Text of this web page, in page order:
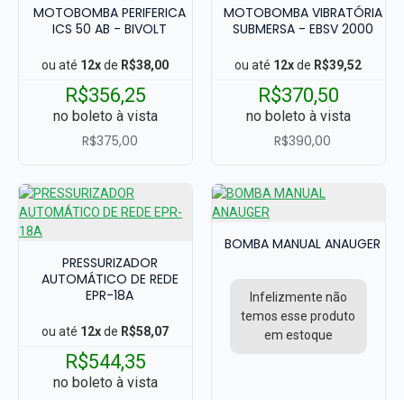
MOTOBOMBA PERIFERICA
ICS 50 AB - BIVOLT
ou até 12xde R$38,00
R$356,25
no boleto à vista
R$375,00
MOTOBOMBA VIBRATÓRIA
SUBMERSA - EBSV 2000
ou até 12xde R$39,52
R$370,50
no boleto à vista
R$390,00
PRESSURIZADOR
AUTOMÁTICO DE REDE
EPR-18A
ou até 12xde R$58,07
R$544,35
no boleto à vista
BOMBA MANUAL ANAUGER
Infelizmente não
temos esse produto
em estoque